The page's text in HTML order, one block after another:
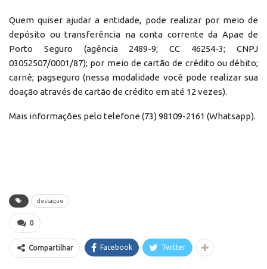
Quem quiser ajudar a entidade, pode realizar por meio de
depósito ou transferência na conta corrente da Apae de
Porto Seguro (agência 2489-9; CC 46254-3; CNPJ
03052507/0001/87); por meio de cartão de crédito ou débito;
carnê; pagseguro (nessa modalidade você pode realizar sua
doação através de cartão de crédito em até 12 vezes).
Mais informações pelo telefone (73) 98109-2161 (Whatsapp).
destaque
0
Compartilhar Facebook Twitter